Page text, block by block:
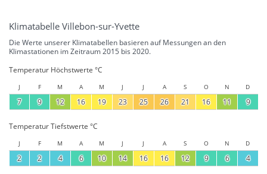
Klimatabelle Villebon-sur-Yvette
Die Werte unserer Klimatabellen basieren auf Messungen an den
Klimastationen im Zeitraum 2015 bis 2020.
Temperatur Höchstwerte °C
J F M A M J J A S O N D
7 9 12 16 19 23 25 26 21 16 11 9
Temperatur Tiefstwerte °C
J F M A M J J A S O N D
2 2 4 6 10 14 16 16 12 9 6 4